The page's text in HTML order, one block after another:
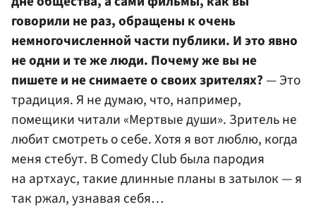
говорили не раз, обращены к очень
немногочисленной части публики. И это явно
не одни и те же люди. Почему же вы не
пишете и не снимаете о своих зрителях?— Это
традиция. Я не думаю, что, например,
помещики читали «Мертвые души». Зритель не
любит смотреть о себе. Хотя я вот люблю, когда
меня стебут. В Comedy Club была пародия
на артхаус, такие длинные планы в затылок — я
так ржал, узнавая себя…